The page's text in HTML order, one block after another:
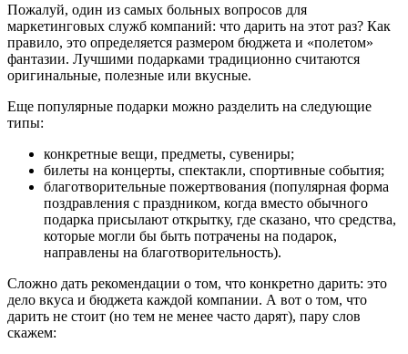
Пожалуй, один из самых больных вопросов для
маркетинговых служб компаний: что дарить на этот раз? Как
правило, это определяется размером бюджета и «полетом»
фантазии. Лучшими подарками традиционно считаются
оригинальные, полезные или вкусные.
Еще популярные подарки можно разделить на следующие
типы:
конкретные вещи, предметы, сувениры;
билеты на концерты, спектакли, спортивные события;
благотворительные пожертвования (популярная форма
поздравления с праздником, когда вместо обычного
подарка присылают открытку, где сказано, что средства,
которые могли бы быть потрачены на подарок,
направлены на благотворительность).
Сложно дать рекомендации о том, что конкретно дарить: это
дело вкуса и бюджета каждой компании. А вот о том, что
дарить не стоит (но тем не менее часто дарят), пару слов
скажем: